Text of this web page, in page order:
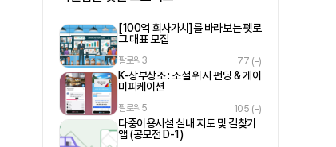
[100억 회사가치]를 바라보는 펫로
그 대표 모집
팔로워3 77 (-)
K-상부상조 : 소셜 위시 펀딩 & 게이
미피케이션
팔로워5 105 (-)
다중이용시설 실내 지도 및 길찾기
앱 (공모전 D-1)